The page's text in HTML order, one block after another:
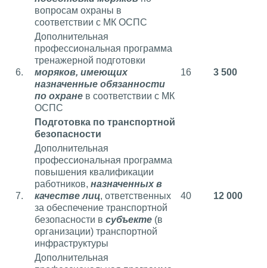
вопросам охраны в
соответствии с МК ОСПС
6.
Дополнительная
профессиональная программа
тренажерной подготовки
моряков, имеющих
назначенные обязанности
по охране в соответствии с МК
ОСПС
16 3 500
Подготовка по транспортной
безопасности
7.
Дополнительная
профессиональная программа
повышения квалификации
работников, назначенных в
качестве лиц, ответственных
за обеспечение транспортной
безопасности в субъекте (в
организации) транспортной
инфраструктуры
40 12 000
Дополнительная